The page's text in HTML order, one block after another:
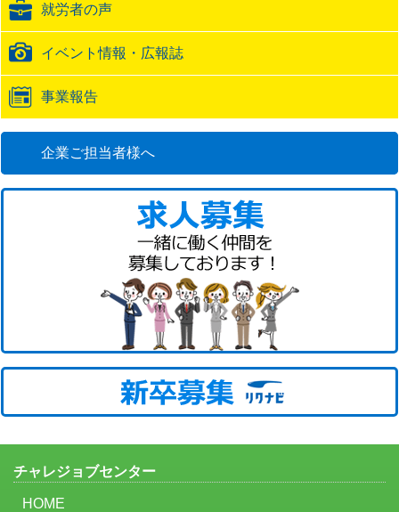
URL就労者の声
イベント情報・広報誌
事業報告
企業ご担当者様へ
チャレジョブセンター
HOME